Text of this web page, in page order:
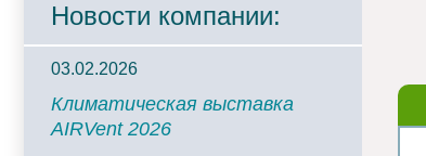
Новости компании:
03.02.2026
Климатическая выставка
AIRVent 2026